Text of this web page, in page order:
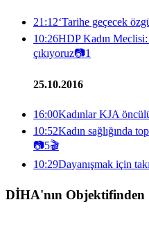
21:12‘Tarihe geçecek
10:26HDP Kadın Meclisi:
çıkıyoruz📷1
25.10.2016
16:00Kadınlar KJA
10:52Kadın sağlığında
📷5🎬
10:29Dayanışmak için
DİHA'nın Objektifinden